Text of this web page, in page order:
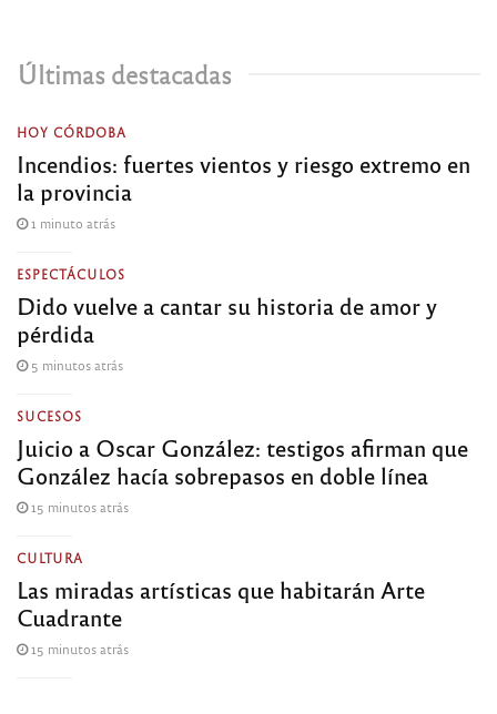
Últimas destacadas
HOY CÓRDOBA
Incendios: fuertes vientos y riesgo extremo en
la provincia
1 minuto atrás
ESPECTÁCULOS
Dido vuelve a cantar su historia de amor y
pérdida
5 minutos atrás
SUCESOS
Juicio a Oscar González: testigos afirman que
González hacía sobrepasos en doble línea
15 minutos atrás
CULTURA
Las miradas artísticas que habitarán Arte
Cuadrante
15 minutos atrás